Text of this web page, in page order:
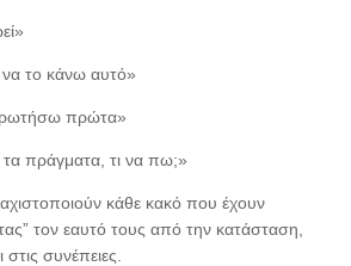
το κάνω αυτό»
πρώτα»
τα πράγματα, τι να πω;»
κάθε κακό που έχουν
τον εαυτό τους από την κατάσταση,
συνέπειες.